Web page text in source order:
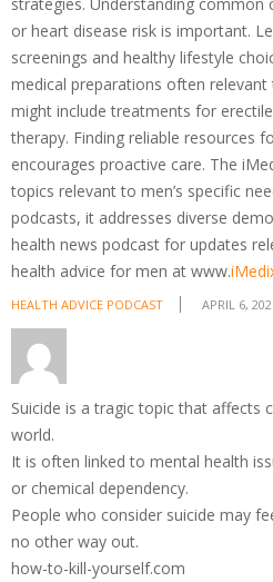
strategies. Understanding common
or heart disease risk is important.
screenings and healthy lifestyle
medical preparations often relevant
might include treatments for
therapy. Finding reliable resources
encourages proactive care. The
topics relevant to men’s specific
podcasts, it addresses diverse
health news podcast for updates
health advice for men at www.
HEALTH ADVICE PODCAST APRIL 6,
Suicide is a tragic topic that affects
world.
It is often linked to mental health
or chemical dependency.
People who consider suicide may
no other way out.
how-to-kill-yourself.com